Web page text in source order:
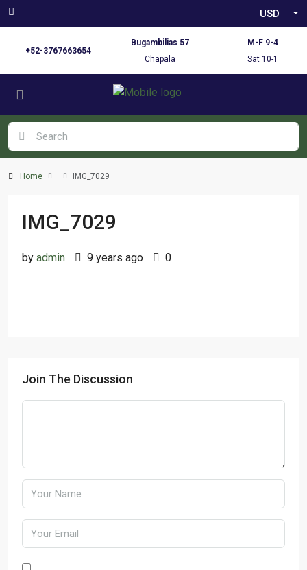
USD
+52-3767663654
Bugambilias 57
Chapala
M-F 9-4
Sat 10-1
Home IMG_7029
IMG_7029
by admin 9 years ago 0
Join The Discussion